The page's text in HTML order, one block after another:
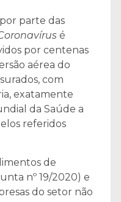
por parte das
é
por centenas
aérea do
com
exatamente
da Saúde a
referidos
de
nº 19/2020) e
do setor não